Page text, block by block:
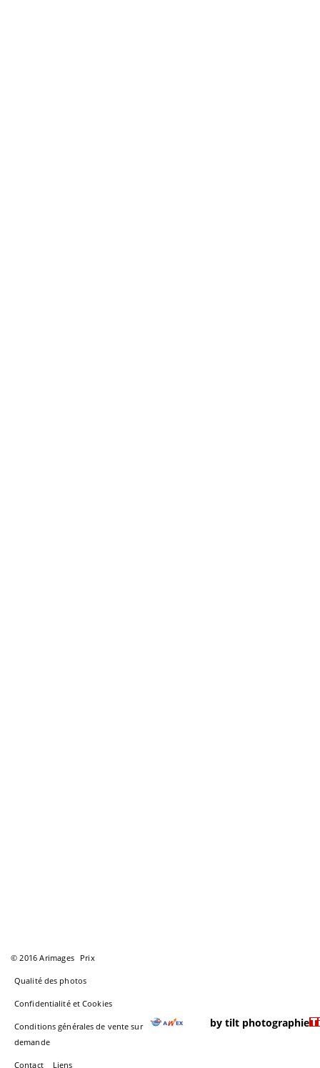
© 2016 Arimages Prix
Qualité des photos
Confidentialité et Cookies
Conditions générales de vente sur
demande
Contact Liens
by tilt photographie